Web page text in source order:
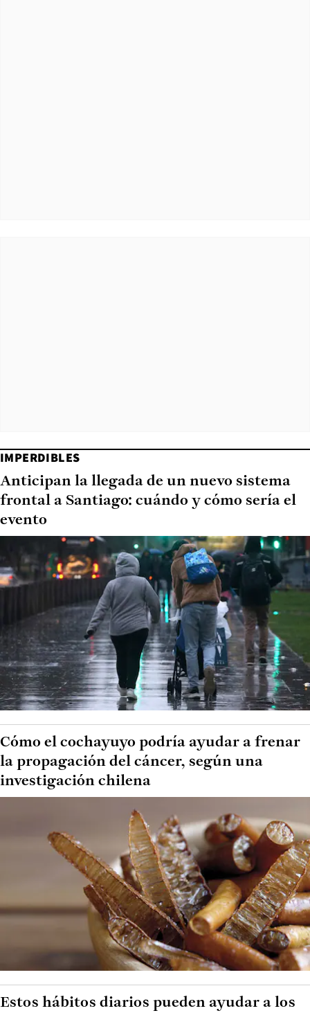
IMPERDIBLES
Anticipan la llegada de un nuevo sistema
frontal a Santiago: cuándo y cómo sería el
evento
Cómo el cochayuyo podría ayudar a frenar
la propagación del cáncer, según una
investigación chilena
Estos hábitos diarios pueden ayudar a los